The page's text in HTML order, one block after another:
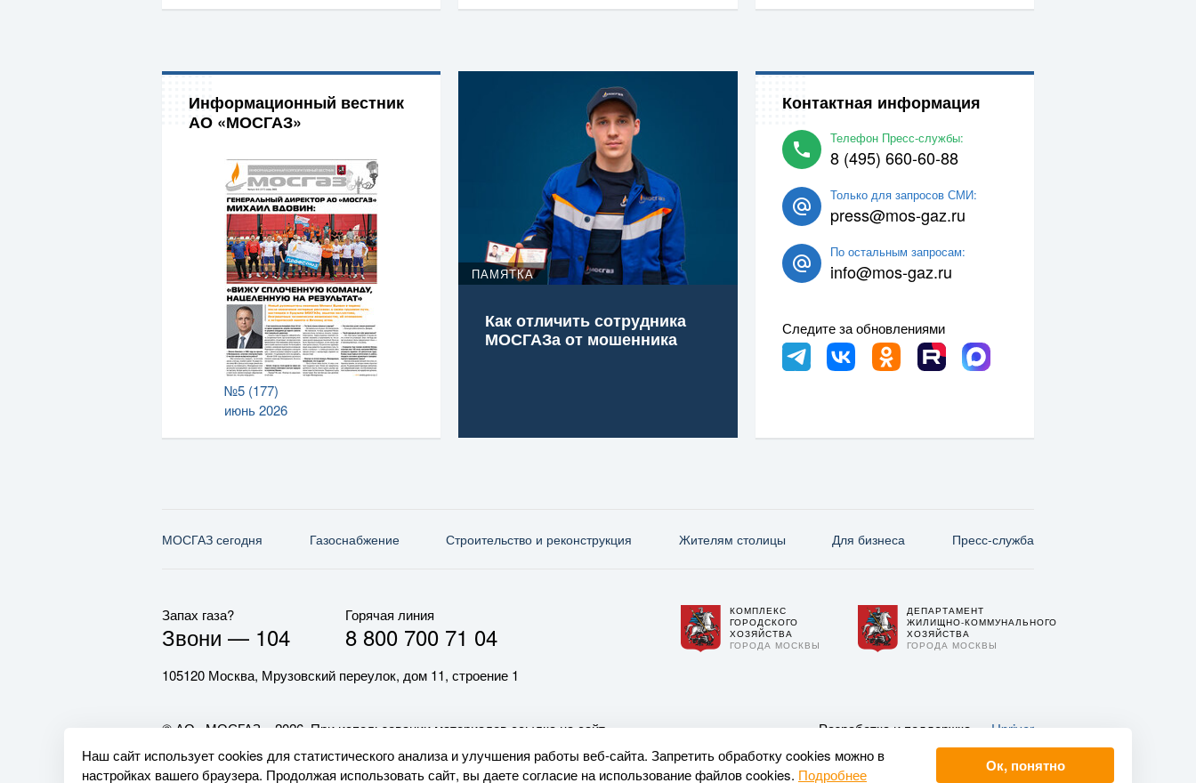
Информационный вестник
АО «МОСГАЗ»
№5 (177)
июнь 2026
ПАМЯТКА
Как отличить сотрудника
МОСГАЗа от мошенника
Контактная информация
Телефон Пресс-службы:
8 (495) 660-60-88
Только для запросов СМИ:
press@mos-gaz.ru
По остальным запросам:
info@mos-gaz.ru
Следите за обновлениями
МОСГАЗ сегодня Газо­снабжение Строительство и реконструкция Жителям столицы Для бизнеса Пресс-служба
Запах газа?
Звони — 104
Горячая линия
8 800 700 71 04
105120 Москва, Мрузовский переулок, дом 11, строение 1
КОМПЛЕКС
ГОРОДСКОГО
ХОЗЯЙСТВА
ГОРОДА МОСКВЫ
ДЕПАРТАМЕНТ
ЖИЛИЩНО-КОММУНАЛЬНОГО
ХОЗЯЙСТВА
ГОРОДА МОСКВЫ
© АО «МОСГАЗ», 2026. При использовании материалов ссылка на сайт
обязательна.
Разработка и поддержка — Upriver
Наш сайт использует cookies для статистического анализа и улучшения работы веб-сайта. Запретить обработку cookies можно в
настройках вашего браузера. Продолжая использовать сайт, вы даете согласие на использование файлов cookies. Подробнее Ок, понятно